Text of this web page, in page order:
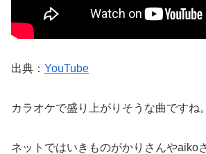
出典： YouTube
カラオケで盛り上がりそうな曲ですね。
ネットではいきものがかりさんやaiko